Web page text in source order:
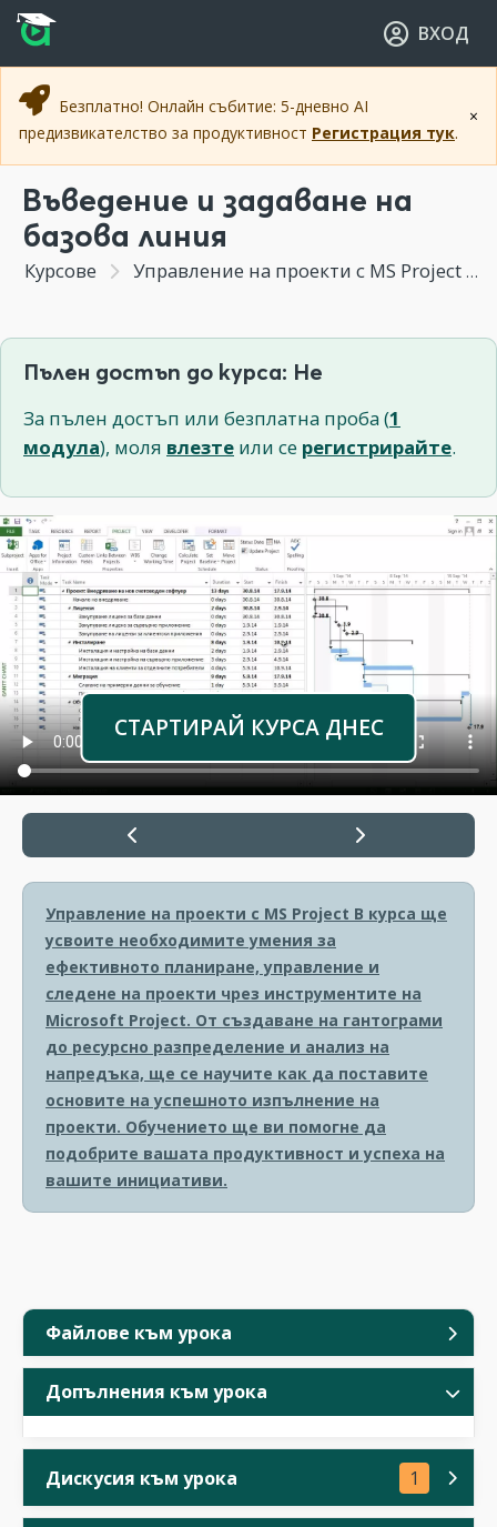
Прескочи към основното съдържание
Прескочи към навигацията
ВХОД
×
Безплатно! Онлайн събитие: 5-дневно AI
предизвикателство за продуктивност Регистрация тук.
Файлове към урока
Допълнения към урока
Дискусия към урока 1
Въведение и задаване на
базова линия
Курсове Управление на проекти с MS Project
Пълен достъп до курса: Не
За пълен достъп или безплатна проба (1
модула), моля влезте или се регистрирайте.
СТАРТИРАЙ КУРСА ДНЕС
Управление на проекти с MS Project В курса ще
усвоите необходимите умения за
ефективното планиране, управление и
следене на проекти чрез инструментите на
Microsoft Project. От създаване на гантограми
до ресурсно разпределение и анализ на
напредъка, ще се научите как да поставите
основите на успешното изпълнение на
проекти. Обучението ще ви помогне да
подобрите вашата продуктивност и успеха на
вашите инициативи.